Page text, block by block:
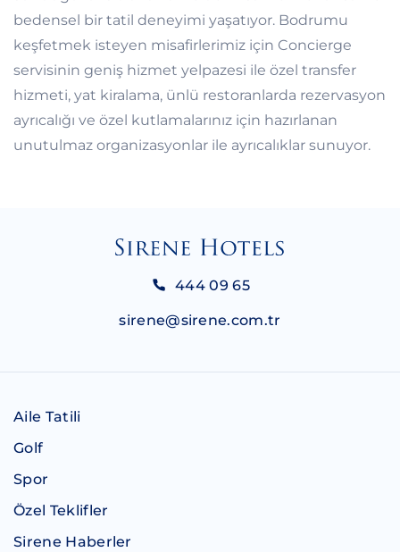
bedensel bir tatil deneyimi yaşatıyor. Bodrumu
keşfetmek isteyen misafirlerimiz için Concierge
servisinin geniş hizmet yelpazesi ile özel transfer
hizmeti, yat kiralama, ünlü restoranlarda rezervasyon
ayrıcalığı ve özel kutlamalarınız için hazırlanan
unutulmaz organizasyonlar ile ayrıcalıklar sunuyor.
444 09 65
sirene@sirene.com.tr
Aile Tatili
Golf
Spor
Özel Teklifler
Sirene Haberler